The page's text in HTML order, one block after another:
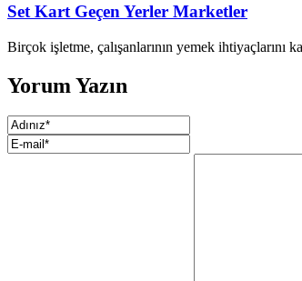
Set Kart Geçen Yerler Marketler
Birçok işletme, çalışanlarının yemek
Yorum Yazın